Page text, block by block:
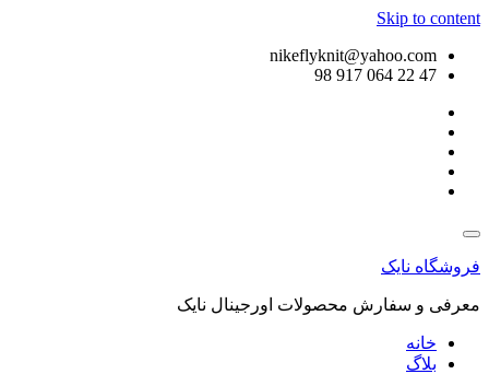
Skip to content
nikeflyknit@yahoo.com
47 22 064 917 98
فروشگاه نایک
معرفی و سفارش محصولات اورجینال نایک
خانه
بلاگ